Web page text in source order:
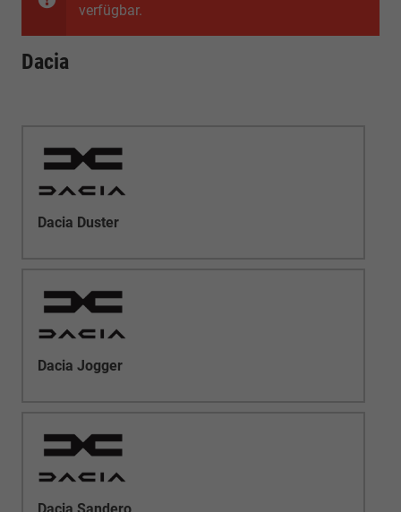
verfügbar.
Dacia
Dacia Duster
Dacia Jogger
Dacia Sandero